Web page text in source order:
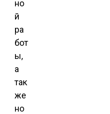
но
й
ра
бот
ы,
а
так
же
но